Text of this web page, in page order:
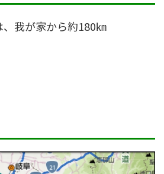
我が家から約180㎞